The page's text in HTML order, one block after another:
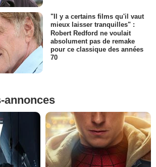
"Il y a certains films qu'il vaut
mieux laisser tranquilles" :
Robert Redford ne voulait
absolument pas de remake
pour ce classique des années
70
annonces